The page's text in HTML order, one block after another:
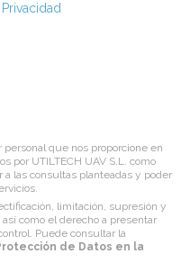
que nos proporcione en
por UTILTECH UAV S.L. como
las consultas planteadas y poder
limitación, supresión y
como el derecho a presentar
Puede consultar la
de Datos en la